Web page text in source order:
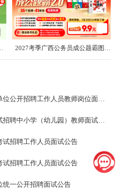
冲刺卷（共5套） 2027考季广西公务员成公题霸图书礼盒2.0
2026年度柳州市教育系统事业单位公开招聘工作人员教师岗位面试公告
梧州市2026年面向社会公开考试招聘中小学（幼儿园）教师面试公告
试招聘工作人员面试公告
试招聘工作人员面试公告
统一公开招聘面试公告